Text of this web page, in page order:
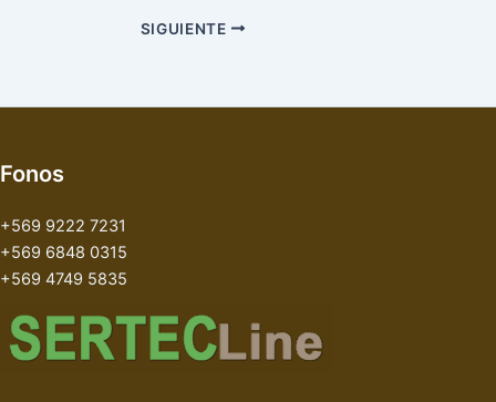
SIGUIENTE
Fonos
+569 9222 7231
+569 6848 0315
+569 4749 5835